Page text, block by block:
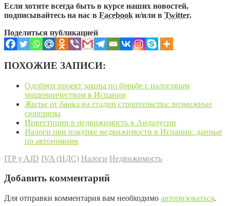
Если хотите всегда быть в курсе наших новостей,
подписывайтесь на нас в Facebook и/или в Twitter.
Поделиться публикацией
ПОХОЖИЕ ЗАПИСИ:
Одобрен проект закона по борьбе с налоговым
мошенничеством в Испании
Жилье от банка на стадии строительства: возможные
сюрпризы
Инвестиции в недвижимость в Андалусии
Налоги при покупке недвижимости в Испании: данные
по автономиям
ITP y AJD IVA (НДС) Налоги Недвижимость
Добавить комментарий
Для отправки комментария вам необходимо авторизоваться.